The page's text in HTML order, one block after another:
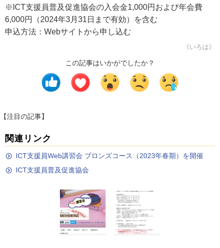
※ICT支援員普及促進協会の入会金1,000円および年会費
6,000円（2024年3月31日まで有効）を含む
申込方法：Webサイトから申し込む
《いろは》
この記事はいかがでしたか？
【注目の記事】
関連リンク
ICT支援員Web講習会 ブロンズコース（2023年春期）を開催
ICT支援員普及促進協会